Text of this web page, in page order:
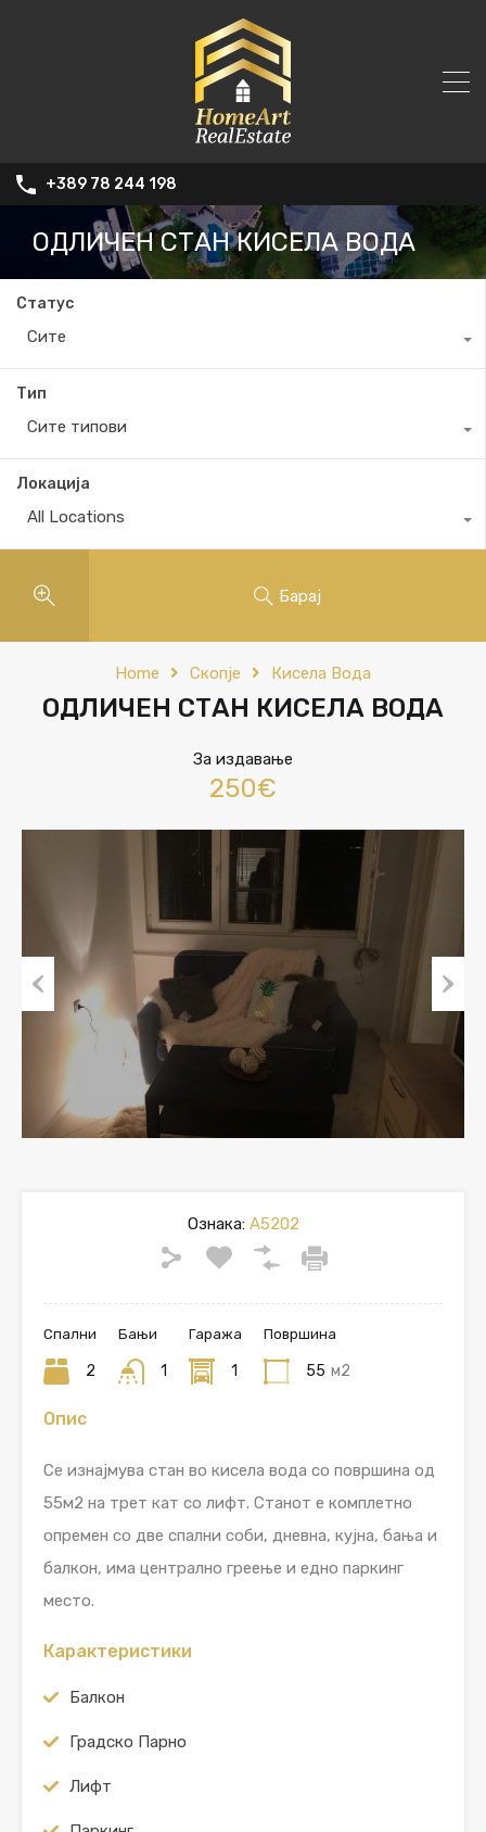
+389 78 244 198
ОДЛИЧЕН СТАН КИСЕЛА ВОДА
Статус
Сите
Тип
Сите типови
Локација
All Locations
Барај
Home Скопје Кисела Вода
ОДЛИЧЕН СТАН КИСЕЛА ВОДА
За издавање
250€
Previous Next
Ознака:A5202
Спални
2
Бањи
1
Гаража
1
Површина
55 м2
Опис
Се изнајмува стан во кисела вода со површина од
55м2 на трет кат со лифт. Станот е комплетно
опремен со две спални соби, дневна, кујна, бања и
балкон, има централно греење и едно паркинг
место.
Карактеристики
Балкон
Градско Парно
Лифт